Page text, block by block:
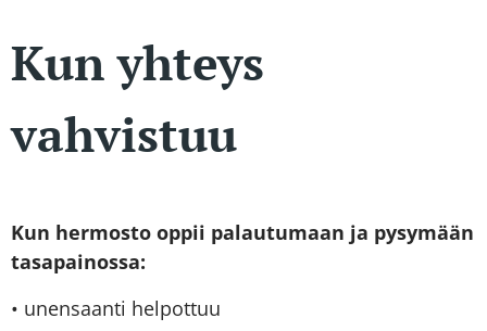
Kun yhteys
vahvistuu
Kun hermosto oppii palautumaan ja pysymään
tasapainossa:
• unensaanti helpottuu